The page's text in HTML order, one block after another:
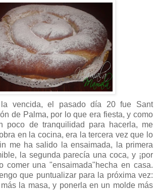
vencida, el pasado día 20 fue Sant
de Palma, por lo que era fiesta, y como
poco de tranquilidad para hacerla, me
en la cocina, era la tercera vez que lo
me ha salido la ensaimada, la primera
la segunda parecía una coca, y ¡por
comer una "ensaimada"hecha en casa.
que puntualizar para la próxima vez:
la masa, y ponerla en un molde más